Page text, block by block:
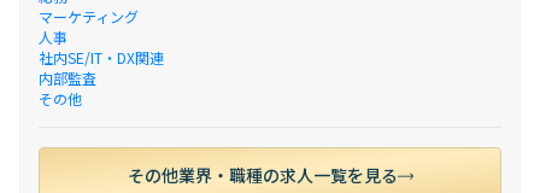
マーケティング
人事
社内SE/IT・DX関連
内部監査
その他
その他業界・職種の求人一覧を見る